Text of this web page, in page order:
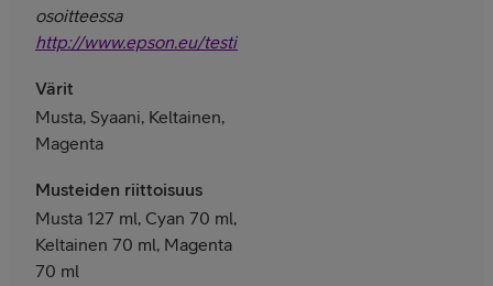
osoitteessa
http://www.epson.eu/testing
Värit
Musta, Syaani, Keltainen,
Magenta
Musteiden riittoisuus
Musta 127 ml, Cyan 70 ml,
Keltainen 70 ml, Magenta
70 ml